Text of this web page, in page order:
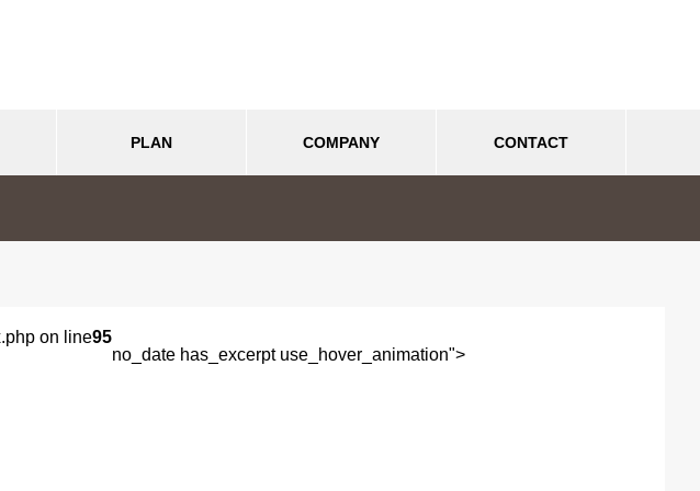
PLAN COMPANY CONTACT
2023.05.02
ン
が高いon line95
no_date has_excerpt use_hover_animation">